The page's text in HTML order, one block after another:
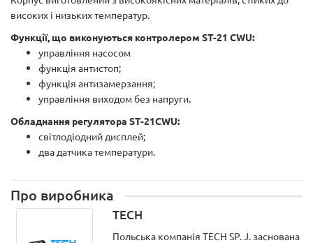
високих і низьких температур.
Функції, що виконуються контролером ST-21 CWU:
управління насосом
функція антистоп;
функція антизамерзання;
управління виходом без напруги.
Обладнання регулятора ST-21CWU:
світлодіодний дисплей;
два датчика температури.
Про виробника
TECH
Польська компанія TECH SP. J. заснована